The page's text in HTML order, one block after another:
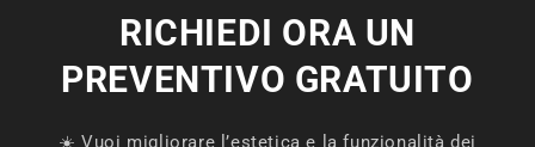
RICHIEDI ORA UN
PREVENTIVO GRATUITO
☀️ Vuoi migliorare l’estetica e la funzionalità dei